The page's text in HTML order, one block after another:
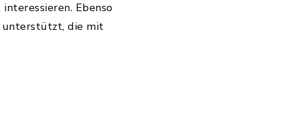
Ebenso
unterstützt, die mit